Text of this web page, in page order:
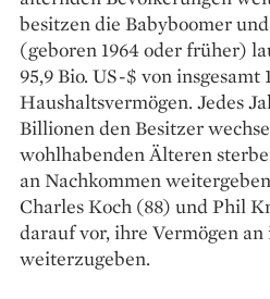
besitzen die Babyboomer
(geboren 1964 oder früher)
95,9 Bio. US-$ von insgesamt
Haushaltsvermögen. Jedes
Billionen den Besitzer
wohlhabenden Älteren
an Nachkommen
Charles Koch (88) und Phil
darauf vor, ihre Vermögen
weiterzugeben.